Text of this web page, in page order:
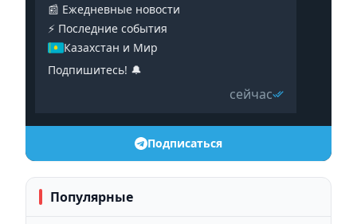
📰 Ежедневные новости
⚡️ Последние события
Казахстан и Мир
Подпишитесь! 🔔
сейчас
Подписаться
Популярные